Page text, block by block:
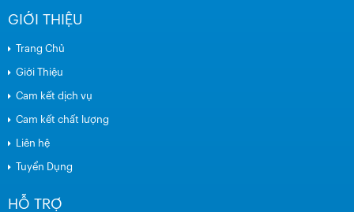
GIỚI THIỆU
Trang Chủ
Giới Thiệu
Cam kết dịch vụ
Cam kết chất lượng
Liên hệ
Tuyển Dụng
HỖ TRỢ